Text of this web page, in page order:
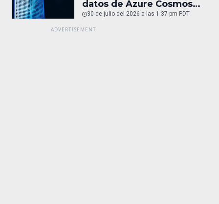
datos de Azure Cosmos
DB
30 de julio del 2026 a las 1:37 pm PDT